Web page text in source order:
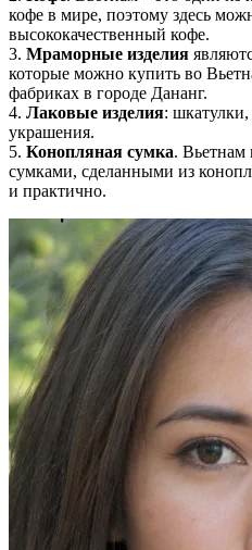
кофе в мире, поэтому здесь
высококачественный кофе.
3. Мраморные изделия
которые можно купить во
фабриках в городе Дананг.
4. Лаковые изделия: шкатулки,
украшения.
5. Конопляная сумка. Вьетнам
сумками, сделанными из
и практично.